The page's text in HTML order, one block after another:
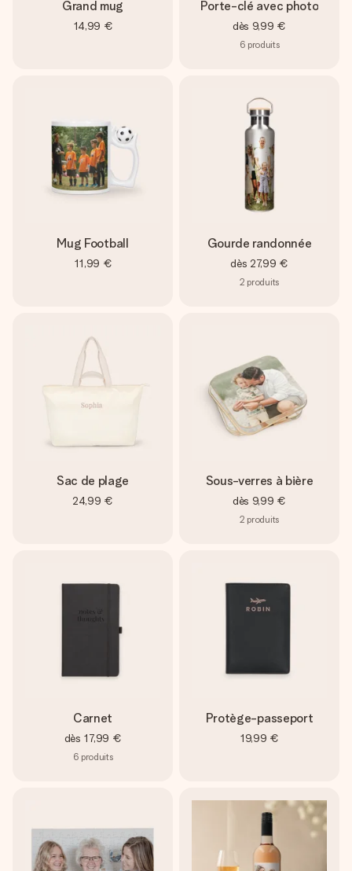
Grand mug
14,99 €
Porte-clé avec photo
dès 9,99 €
6 produits
Mug Football
11,99 €
Gourde randonnée
dès 27,99 €
2 produits
Sac de plage
24,99 €
Sous-verres à bière
dès 9,99 €
2 produits
Carnet
dès 17,99 €
6 produits
Protège-passeport
19,99 €